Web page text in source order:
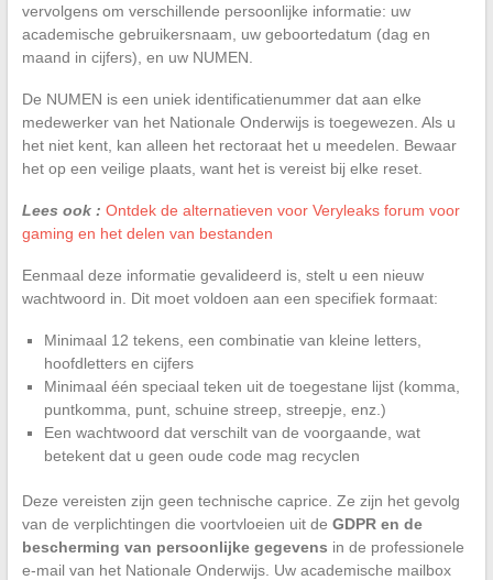
vervolgens om verschillende persoonlijke informatie: uw
academische gebruikersnaam, uw geboortedatum (dag en
maand in cijfers), en uw NUMEN.
De NUMEN is een uniek identificatienummer dat aan elke
medewerker van het Nationale Onderwijs is toegewezen. Als u
het niet kent, kan alleen het rectoraat het u meedelen. Bewaar
het op een veilige plaats, want het is vereist bij elke reset.
Lees ook : Ontdek de alternatieven voor Veryleaks forum voor
gaming en het delen van bestanden
Eenmaal deze informatie gevalideerd is, stelt u een nieuw
wachtwoord in. Dit moet voldoen aan een specifiek formaat:
Minimaal 12 tekens, een combinatie van kleine letters,
hoofdletters en cijfers
Minimaal één speciaal teken uit de toegestane lijst (komma,
puntkomma, punt, schuine streep, streepje, enz.)
Een wachtwoord dat verschilt van de voorgaande, wat
betekent dat u geen oude code mag recyclen
Deze vereisten zijn geen technische caprice. Ze zijn het gevolg
van de verplichtingen die voortvloeien uit de GDPR en de
bescherming van persoonlijke gegevens in de professionele
e-mail van het Nationale Onderwijs. Uw academische mailbox